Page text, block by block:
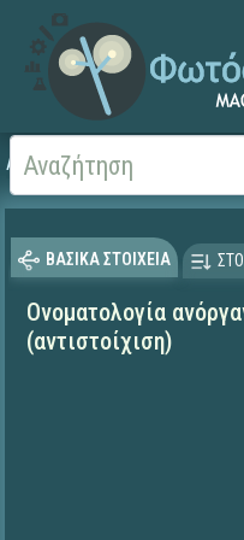
Αρχική
ΒΑΣΙΚΑ ΣΤΟΙΧΕΙΑ
Ονοματολογία
(αντιστοίχιση)